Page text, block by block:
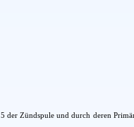
Zündspule und durch deren